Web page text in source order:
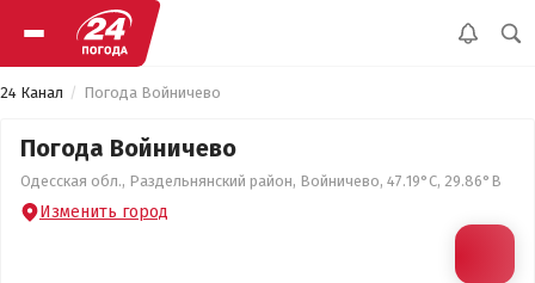
24 Канал Погода Войничево
Погода Войничево
Одесская обл., Раздельнянский район, Войничево, 47.19°С, 29.86°В
Изменить город